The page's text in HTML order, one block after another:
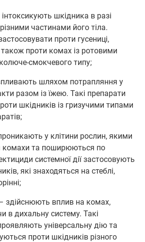
шкідника в разі
частинами його тіла.
проти гусениці,
проти комах із ротовими
смокчевого типу;
шляхом потрапляння у
разом із їжею. Такі препарати
шкідників із гризучими типами
у клітини рослин, якими
комахи та поширюються по
системної дії застосовують
які знаходяться на стеблі,
здійснюють вплив на комах,
в дихальну систему. Такі
універсальну дію та
проти шкідників різного